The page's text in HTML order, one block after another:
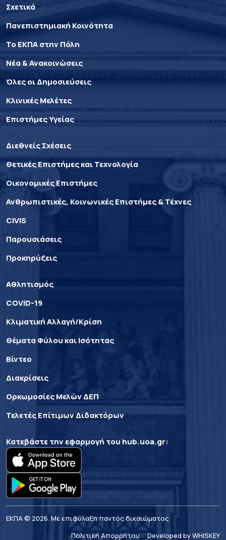
Σχετικά
Πανεπιστημιακή Κοινότητα
Το ΕΚΠΑ στην Πόλη
Νέα & Ανακοινώσεις
Όλες οι Δημοσιεύσεις
Κλινικές Μελέτες
Επιστήμες Υγείας
Διεθνείς Σχέσεις
Θετικές Επιστήμες και Τεχνολογία
Οικονομικές Επιστήμες
Ανθρωπιστικές, Κοινωνικές Επιστήμες & Τέχνες
CIVIS
Παρουσιάσεις
Προκηρύξεις
Αθλητισμός
COVID-19
Κλιματική Αλλαγή/Κρίση
Θέματα Φύλου και Ισότητας
Βίντεο
Διακρίσεις
Ορκωμοσίες Μελών ΔΕΠ
Τελετές Επίτιμων Διδακτόρων
Κατεβάστε την εφαρμογή του hub.uoa.gr:
ΕΚΠΑ © 2026. Με επιφύλαξη παντός δικαιώματος
Πολιτική Απορρήτου
Developed by WHISKEY